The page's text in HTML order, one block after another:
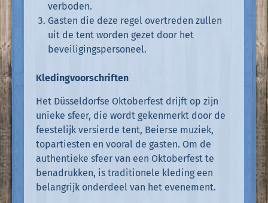
verboden.
Gasten die deze regel overtreden zullen
uit de tent worden gezet door het
beveiligingspersoneel.
Kledingvoorschriften
Het Düsseldorfse Oktoberfest drijft op zijn
unieke sfeer, die wordt gekenmerkt door de
feestelijk versierde tent, Beierse muziek,
topartiesten en vooral de gasten. Om de
authentieke sfeer van een Oktoberfest te
benadrukken, is traditionele kleding een
belangrijk onderdeel van het evenement.